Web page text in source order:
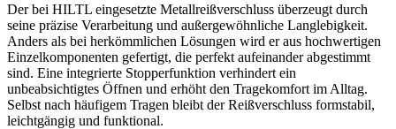
Der bei HILTL eingesetzte Metallreißverschluss überzeugt durch
seine präzise Verarbeitung und außergewöhnliche Langlebigkeit.
Anders als bei herkömmlichen Lösungen wird er aus hochwertigen
Einzelkomponenten gefertigt, die perfekt aufeinander abgestimmt
sind. Eine integrierte Stopperfunktion verhindert ein
unbeabsichtigtes Öffnen und erhöht den Tragekomfort im Alltag.
Selbst nach häufigem Tragen bleibt der Reißverschluss formstabil,
leichtgängig und funktional.